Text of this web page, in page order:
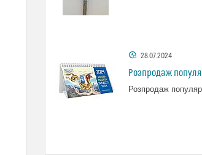
28.07.2024
Розпродаж
Розпродаж